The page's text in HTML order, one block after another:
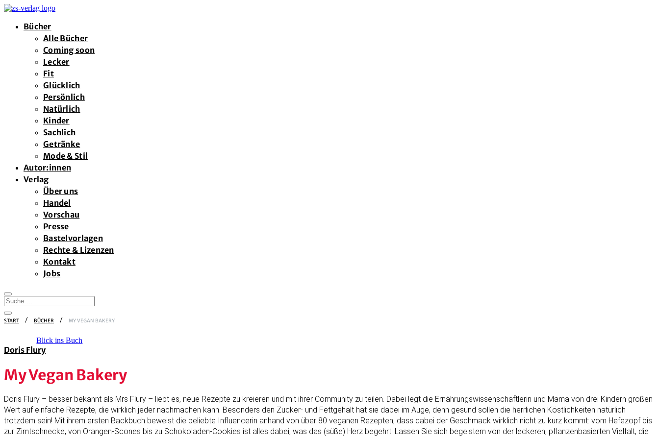
Bücher
Alle Bücher
Coming soon
Lecker
Fit
Glücklich
Persönlich
Natürlich
Kinder
Sachlich
Getränke
Mode & Stil
Autor:innen
Verlag
Über uns
Handel
Vorschau
Presse
Bastelvorlagen
Rechte & Lizenzen
Kontakt
Jobs
START BÜCHER MY VEGAN BAKERY
Blick ins Buch
Doris Flury
My Vegan Bakery
Doris Flury – besser bekannt als Mrs Flury – liebt es, neue Rezepte zu kreieren und mit ihrer Community zu teilen. Dabei legt die Ernährungswissenschaftlerin und Mama von drei Kindern großen
Wert auf einfache Rezepte, die wirklich jeder nachmachen kann. Besonders den Zucker- und Fettgehalt hat sie dabei im Auge, denn gesund sollen die herrlichen Köstlichkeiten natürlich
trotzdem sein! Mit ihrem ersten Backbuch beweist die beliebte Influencerin anhand von über 80 veganen Rezepten, dass dabei der Geschmack wirklich nicht zu kurz kommt: vom Hefezopf bis
zur Zimtschnecke, von Orangen-Scones bis zu Schokoladen-Cookies ist alles dabei, was das (süße) Herz begehrt! Lassen Sie sich begeistern von der leckeren, pflanzenbasierten Vielfalt, die